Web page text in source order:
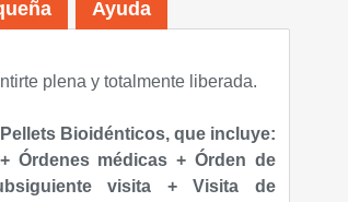
Ayuda
plena y totalmente liberada.
Bioidénticos, que incluye:
Órdenes médicas + Órden de
visita + Visita de